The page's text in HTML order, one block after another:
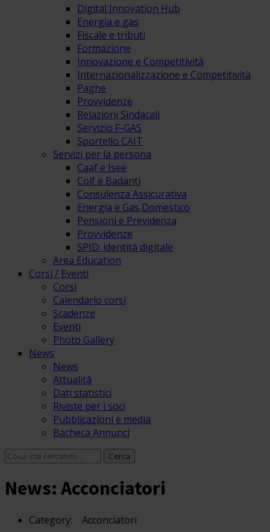
Digital Innovation Hub
Energia e gas
Fiscale e tributi
Formazione
Innovazione e Competitività
Internazionalizzazione e Competitività
Paghe
Provvidenze
Relazioni Sindacali
Servizio F-GAS
Sportello CAIT
Servizi per la persona
Caaf e Isee
Colf e Badanti
Consulenza Assicurativa
Energia e Gas Domestico
Pensioni e Previdenza
Provvidenze
SPID: identità digitale
Area Education
Corsi / Eventi
Corsi
Calendario corsi
Scadenze
Eventi
Photo Gallery
News
News
Attualità
Dati statistici
Riviste per i soci
Pubblicazioni e media
Bacheca Annunci
News: Acconciatori
Category: Acconciatori